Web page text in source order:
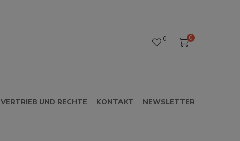
0 0
VERTRIEB UND RECHTE KONTAKT NEWSLETTER